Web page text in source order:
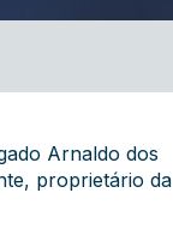
Arnaldo dos
proprietário da